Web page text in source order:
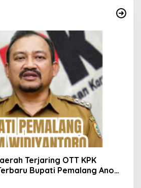
Terjaring OTT KPK
Bupati Pemalang Anom